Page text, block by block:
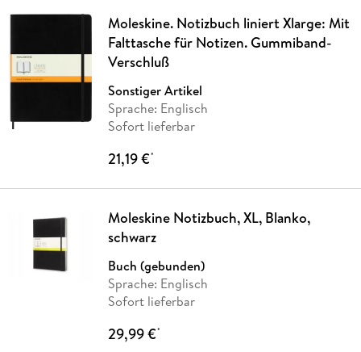
Moleskine. Notizbuch liniert Xlarge: Mit
Falttasche für Notizen. Gummiband-
Verschluß
Sonstiger Artikel
Sprache: Englisch
Sofort lieferbar
21,19 €*
Moleskine Notizbuch, XL, Blanko,
schwarz
Buch (gebunden)
Sprache: Englisch
Sofort lieferbar
29,99 €*